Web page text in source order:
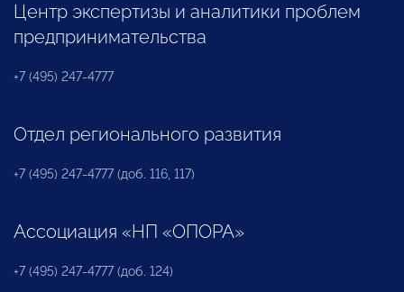
Центр экспертизы и аналитики проблем
предпринимательства
+7 (495) 247-4777
Отдел регионального развития
+7 (495) 247-4777 (доб. 116, 117)
Ассоциация «НП «ОПОРА»
+7 (495) 247-4777 (доб. 124)